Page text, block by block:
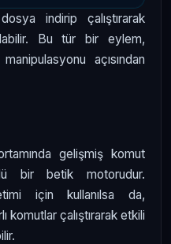
indirip çalıştırarak
Bu tür bir eylem,
açısından
gelişmiş komut
bir betik motorudur.
için kullanılsa da,
komutlar çalıştırarak etkili